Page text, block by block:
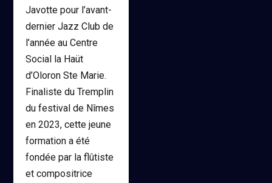
Javotte pour l’avant-
dernier Jazz Club de
l’année au Centre
Social la Haüt
d’Oloron Ste Marie.
Finaliste du Tremplin
du festival de Nîmes
en 2023, cette jeune
formation a été
fondée par la flûtiste
et compositrice